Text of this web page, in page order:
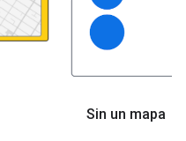
Sin un mapa